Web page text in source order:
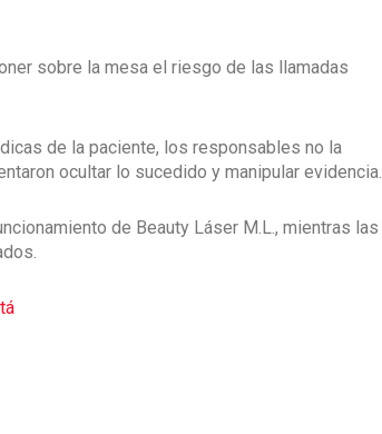
sobre la mesa el riesgo de las llamadas
de la paciente, los responsables no la
ocultar lo sucedido y manipular evidencia.
de Beauty Láser M.L., mientras las